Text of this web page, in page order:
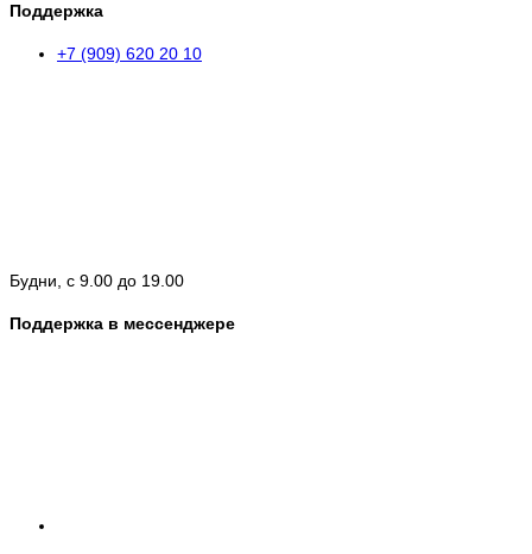
Поддержка
+7 (909) 620 20 10
Будни, с 9.00 до 19.00
Поддержка в мессенджере